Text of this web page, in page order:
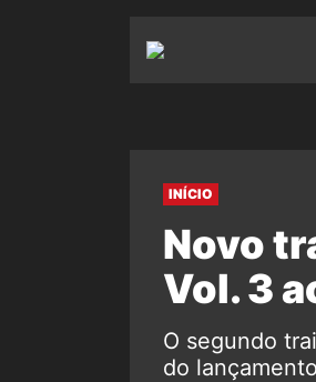
INÍCIO
Novo
Vol. 3
O segundo
do